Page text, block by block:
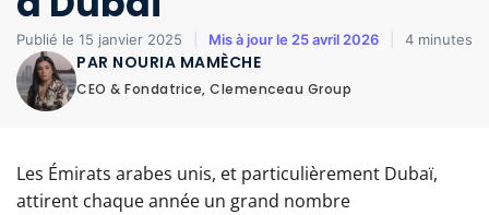
Publié le 15 janvier 2025 Mis à jour le 25 avril 2026 4 minutes
PAR NOURIA MAMÈCHE
CEO & Fondatrice, Clemenceau Group
Les Émirats arabes unis, et particulièrement Dubaï,
attirent chaque année un grand nombre